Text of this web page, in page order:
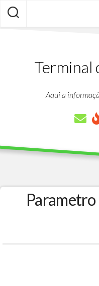
Skip
content
Terminal
Aqui a